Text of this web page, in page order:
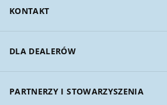
KONTAKT
DLA DEALERÓW
PARTNERZY I STOWARZYSZENIA